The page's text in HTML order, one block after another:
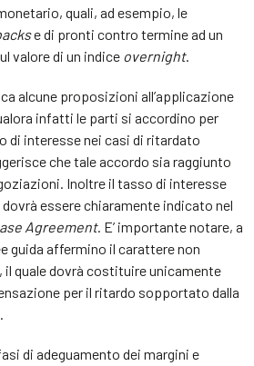
quali, ad esempio, le
e di pronti contro termine ad un
valore di un indice overnight.
alcune proposizioni all’applicazione
infatti le parti si accordino per
di interesse nei casi di ritardato
che tale accordo sia raggiunto
Inoltre il tasso di interesse
essere chiaramente indicato nel
Agreement. E’ importante notare, a
guida affermino il carattere non
quale dovrà costituire unicamente
per il ritardo sopportato dalla
di adeguamento dei margini e